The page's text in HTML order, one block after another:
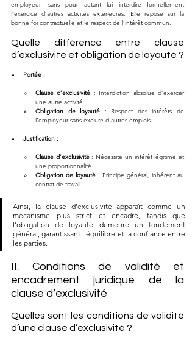
employeur, sans pour autant lui interdire formellement
l’exercice d’autres activités extérieures. Elle repose sur la
bonne foi contractuelle et le respect de l’intérêt commun.
Quelle différence entre clause
d’exclusivité et obligation de loyauté ?
Portée :
Clause d’exclusivité : Interdiction absolue d’exercer
une autre activité
Obligation de loyauté : Respect des intérêts de
l’employeur sans exclure d’autres emplois
Justification :
Clause d’exclusivité : Nécessite un intérêt légitime et
une proportionnalité
Obligation de loyauté : Principe général, inhérent au
contrat de travail
Ainsi, la clause d’exclusivité apparaît comme un
mécanisme plus strict et encadré, tandis que
l’obligation de loyauté demeure un fondement
général, garantissant l’équilibre et la confiance entre
les parties.
II. Conditions de validité et
encadrement juridique de la
clause d’exclusivité
Quelles sont les conditions de validité
d’une clause d’exclusivité ?